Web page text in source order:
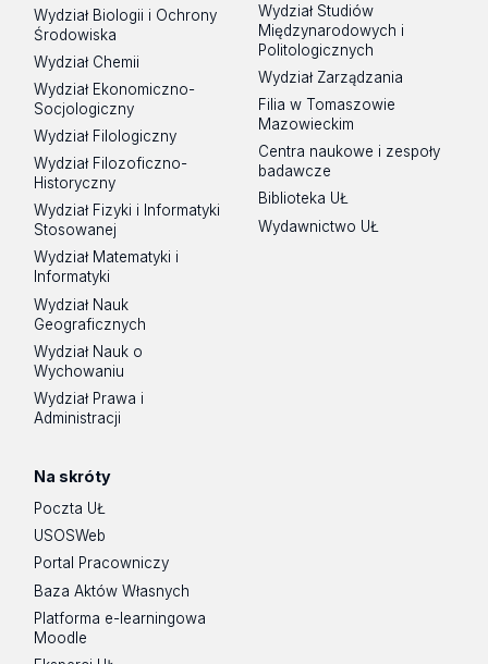
Wydział Biologii i Ochrony
Środowiska
Wydział Chemii
Wydział Ekonomiczno-
Socjologiczny
Wydział Filologiczny
Wydział Filozoficzno-
Historyczny
Wydział Fizyki i Informatyki
Stosowanej
Wydział Matematyki i
Informatyki
Wydział Nauk
Geograficznych
Wydział Nauk o
Wychowaniu
Wydział Prawa i
Administracji
Wydział Studiów
Międzynarodowych i
Politologicznych
Wydział Zarządzania
Filia w Tomaszowie
Mazowieckim
Centra naukowe i zespoły
badawcze
Biblioteka UŁ
Wydawnictwo UŁ
Na skróty
Poczta UŁ
USOSWeb
Portal Pracowniczy
Baza Aktów Własnych
Platforma e-learningowa
Moodle